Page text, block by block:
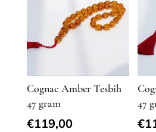
Cognac Amber Tesbih
47 gram
€119,00
47
€